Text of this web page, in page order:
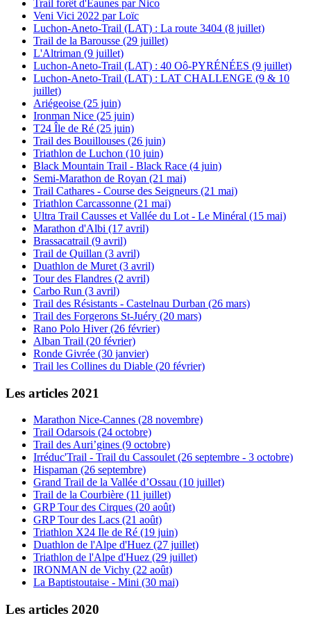
Trail forêt d'Eaunes par Nico
Veni Vici 2022 par Loïc
Luchon-Aneto-Trail (LAT) : La route 3404 (8 juillet)
Trail de la Barousse (29 juillet)
L'Altriman (9 juillet)
Luchon-Aneto-Trail (LAT) : 40 Oô-PYRÉNÉES (9 juillet)
Luchon-Aneto-Trail (LAT) : LAT CHALLENGE (9 & 10
juillet)
Ariégeoise (25 juin)
Ironman Nice (25 juin)
T24 Île de Ré (25 juin)
Trail des Bouillouses (26 juin)
Triathlon de Luchon (10 juin)
Black Mountain Trail - Black Race (4 juin)
Semi-Marathon de Royan (21 mai)
Trail Cathares - Course des Seigneurs (21 mai)
Triathlon Carcassonne (21 mai)
Ultra Trail Causses et Vallée du Lot - Le Minéral (15 mai)
Marathon d'Albi (17 avril)
Brassacatrail (9 avril)
Trail de Quillan (3 avril)
Duathlon de Muret (3 avril)
Tour des Flandres (2 avril)
Carbo Run (3 avril)
Trail des Résistants - Castelnau Durban (26 mars)
Trail des Forgerons St-Juéry (20 mars)
Rano Polo Hiver (26 février)
Alban Trail (20 février)
Ronde Givrée (30 janvier)
Trail les Collines du Diable (20 février)
Les articles 2021
Marathon Nice-Cannes (28 novembre)
Trail Odarsois (24 octobre)
Trail des Auri’gines (9 octobre)
Irréduc'Trail - Trail du Cassoulet (26 septembre - 3 octobre)
Hispaman (26 septembre)
Grand Trail de la Vallée d’Ossau (10 juillet)
Trail de la Courbière (11 juillet)
GRP Tour des Cirques (20 août)
GRP Tour des Lacs (21 août)
Triathlon X24 Ile de Ré (19 juin)
Duathlon de l'Alpe d'Huez (27 juillet)
Triathlon de l'Alpe d'Huez (29 juillet)
IRONMAN de Vichy (22 août)
La Baptistoutaise - Mini (30 mai)
Les articles 2020